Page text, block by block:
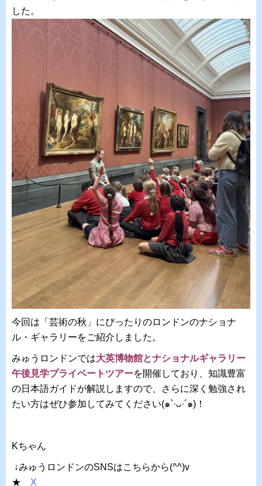
した。
今回は「芸術の秋」にぴったりのロンドンのナショナ
ル・ギャラリーをご紹介しました。
みゅうロンドンでは大英博物館とナショナルギャラリー
午後見学プライベートツアーを開催しており、知識豊富
の日本語ガイドが解説しますので、さらに深く勉強され
たい方はぜひ参加してみてください(๑`·ᴗ·´๑)！
Kちゃん
↓みゅうロンドンのSNSはこちらから(^^)v
★ X